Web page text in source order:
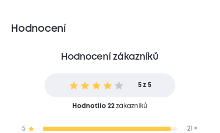
Hodnocení
Hodnocení zákazníků
5 z 5
Hodnotilo 22 zákazníků
5 21 ×